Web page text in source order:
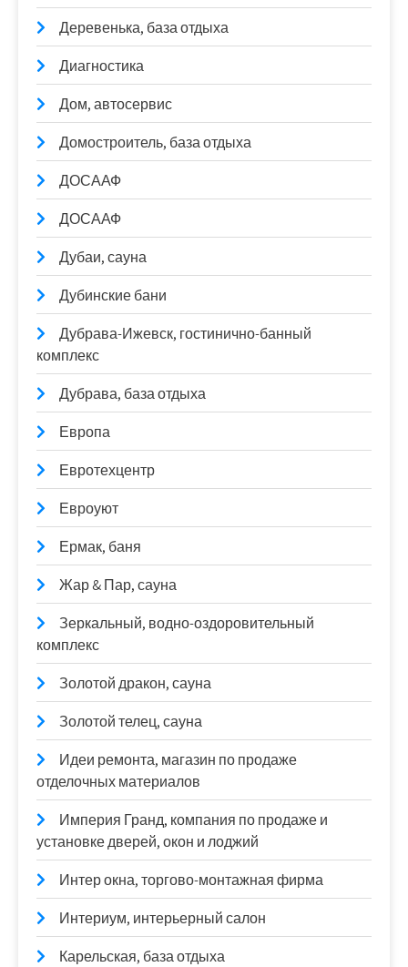
Деревенька, база отдыха
Диагностика
Дом, автосервис
Домостроитель, база отдыха
ДОСААФ
ДОСААФ
Дубаи, сауна
Дубинские бани
Дубрава-Ижевск, гостинично-банный
комплекс
Дубрава, база отдыха
Европа
Евротехцентр
Евроуют
Ермак, баня
Жар & Пар, сауна
Зеркальный, водно-оздоровительный
комплекс
Золотой дракон, сауна
Золотой телец, сауна
Идеи ремонта, магазин по продаже
отделочных материалов
Империя Гранд, компания по продаже и
установке дверей, окон и лоджий
Интер окна, торгово-монтажная фирма
Интериум, интерьерный салон
Карельская, база отдыха